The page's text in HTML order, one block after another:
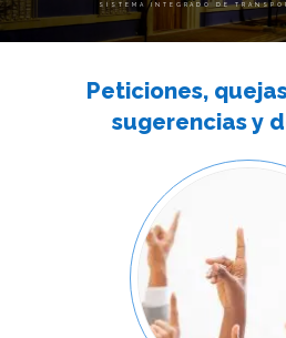
SISTEMA INTEGRADO DE
Peticiones,
sugerencias y